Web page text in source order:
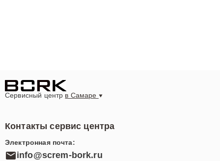
Сервисный центр в Самаре
Контакты сервис центра
Электронная почта:
info@screm-bork.ru